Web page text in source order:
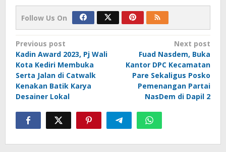
Follow Us On
Post
navigation
Previous post
Kadin Award 2023, Pj Wali
Kota Kediri Membuka
Serta Jalan di Catwalk
Kenakan Batik Karya
Desainer Lokal
Next post
Fuad Nasdem, Buka
Kantor DPC Kecamatan
Pare Sekaligus Posko
Pemenangan Partai
NasDem di Dapil 2